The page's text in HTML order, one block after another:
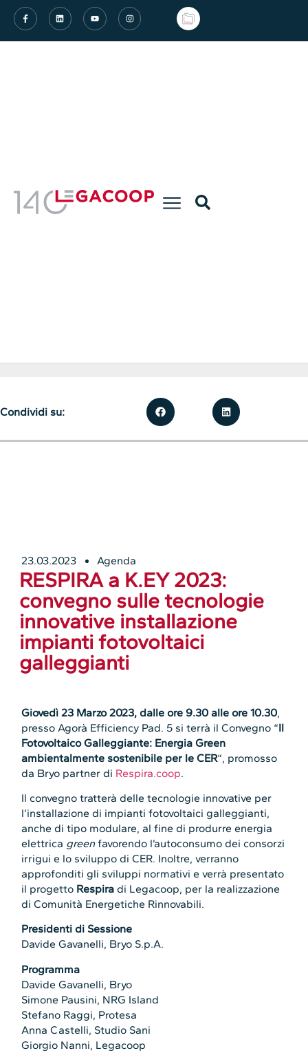
23.03.2023 Agenda
RESPIRA a K.EY 2023:
convegno sulle tecnologie
innovative installazione
impianti fotovoltaici
galleggianti
Giovedì 23 Marzo 2023, dalle ore 9.30 alle ore 10.30,
presso Agorà Efficiency Pad. 5 si terrà il Convegno “Il
Fotovoltaico Galleggiante: Energia Green
ambientalmente sostenibile per le CER“, promosso
da Bryo partner di Respira.coop.
Il convegno tratterà delle tecnologie innovative per
l’installazione di impianti fotovoltaici galleggianti,
anche di tipo modulare, al fine di produrre energia
elettrica greenfavorendo l’autoconsumo dei consorzi
irrigui e lo sviluppo di CER. Inoltre, verranno
approfonditi gli sviluppi normativi e verrà presentato
il progetto Respira di Legacoop, per la realizzazione
di Comunità Energetiche Rinnovabili.
Presidenti di Sessione
Davide Gavanelli, Bryo S.p.A.
Programma
Davide Gavanelli, Bryo
Simone Pausini, NRG Island
Stefano Raggi, Protesa
Anna Castelli, Studio Sani
Giorgio Nanni, Legacoop
Condividi su: